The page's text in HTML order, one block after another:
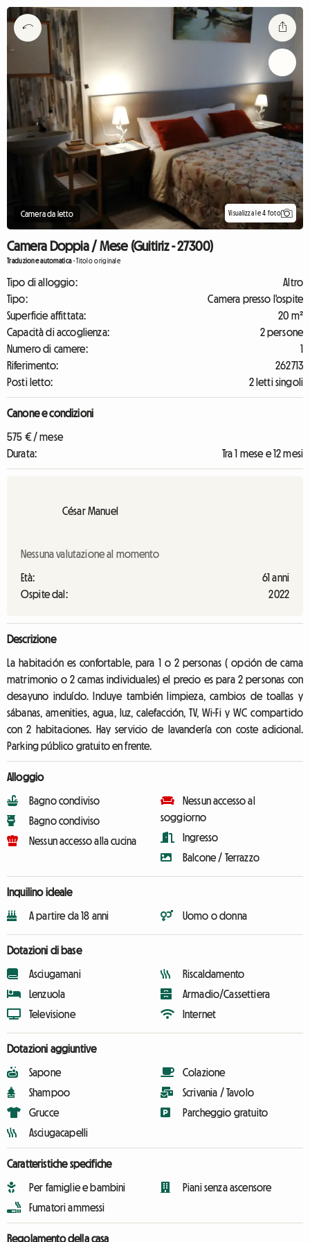
Camera da letto Visualizza le 4 foto
Camera Doppia / Mese (Guitiriz - 27300)
Traduzione automatica-Titolo originale
Tipo di alloggio:
Altro
Tipo:
Camera presso l'ospite
Superficie affittata:
20 m²
Capacità di accoglienza:
2 persone
Numero di camere:
1
Riferimento:
262713
Posti letto:
2 letti singoli
Canone e condizioni
575 € / mese
Durata:
Tra 1 mese e 12 mesi
César Manuel
Nessuna valutazione al momento
Età:
61 anni
Ospite dal:
2022
Descrizione
La habitación es confortable, para 1 o 2 personas ( opción de cama
matrimonio o 2 camas individuales) el precio es para 2 personas con
desayuno incluído. Incluye también limpieza, cambios de toallas y
sábanas, amenities, agua, luz, calefacción, TV, Wi-Fi y WC compartido
con 2 habitaciones. Hay servicio de lavandería con coste adicional.
Parking público gratuito en frente.
Alloggio
Bagno condiviso
Bagno condiviso
Nessun accesso alla cucina
Nessun accesso al
soggiorno
Ingresso
Balcone / Terrazzo
Inquilino ideale
A partire da 18 anni Uomo o donna
Dotazioni di base
Asciugamani
Lenzuola
Televisione
Riscaldamento
Armadio/Cassettiera
Internet
Dotazioni aggiuntive
Sapone
Shampoo
Grucce
Asciugacapelli
Colazione
Scrivania / Tavolo
Parcheggio gratuito
Caratteristiche specifiche
Per famiglie e bambini
Fumatori ammessi
Piani senza ascensore
Regolamento della casa